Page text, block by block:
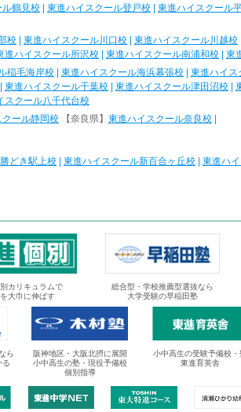
ル鶴見校 | 東進ハイスクール登戸校 | 東進ハイスクール
校 | 東進ハイスクール川口校 | 東進ハイスクール川越校
進ハイスクール所沢校 | 東進ハイスクール南浦和校 | 東
稲毛海岸校 | 東進ハイスクール海浜幕張校 | 東進ハイス
| 東進ハイスクール千葉校 | 東進ハイスクール津田沼校 |
スクール八千代台校
ール静岡校 【奈良県】 東進ハイスクール奈良校 |
どき駅上校 | 東進ハイスクール新百合ヶ丘校 | 東進ハ
カリキュラムで
大巾に伸ばす
総合型・学校推薦型選抜なら
大学受験の早稲田塾
ら
る
阪神地区・大阪北摂に展開
小中高生の塾・現役予備校
個別指導
小中高生の受験予備校・
東進育英舎